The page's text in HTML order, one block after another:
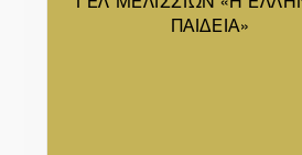
ΠΑΙΔΕΙΑ»